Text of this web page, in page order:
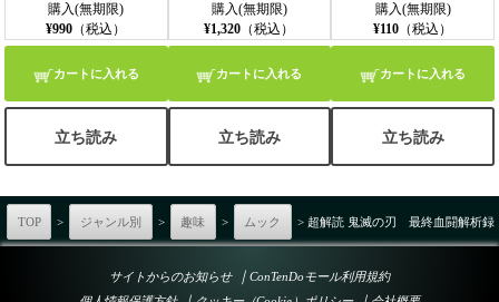
購入(無期限)
¥990 （税込）
カートに入れる
立ち読み
購入(無期限)
¥1,320 （税込）
カートに入れる
立ち読み
購入(無期限)
¥110 （税込）
カートに入れる
立ち読み
TOP > ジャンル別 > 趣味 > ムック > 超解読 鬼滅の刃 最終血闘解析録
サイトからのお知らせ ｜ ConTenDoモール利用規約